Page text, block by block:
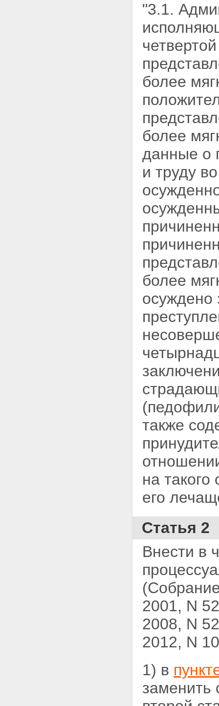
"3.1.
более
более
данные о
и труду
более
осуждено
также
на
его
Статья 2
Внести в
2001, N
2008, N
2012, N
1) в
заменить